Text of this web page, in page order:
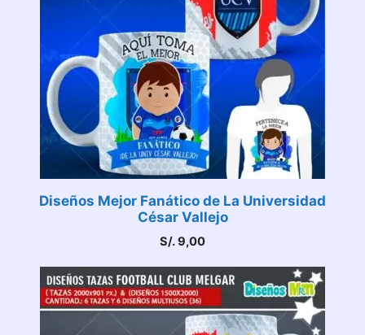
Diseños Mejor Fanático de La Universidad
César Vallejo
S/.9,00